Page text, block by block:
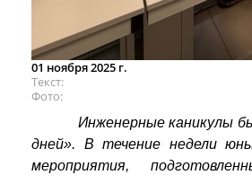
01 ноября 2025 г.
Текст
Фото
Инженерные каникулы
дней». В течение недели
мероприятия,